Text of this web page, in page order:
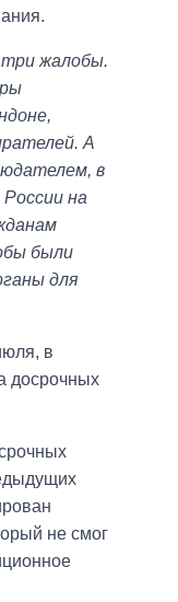
жалобы.
А
в
на
были
для
в
досрочных
не смог